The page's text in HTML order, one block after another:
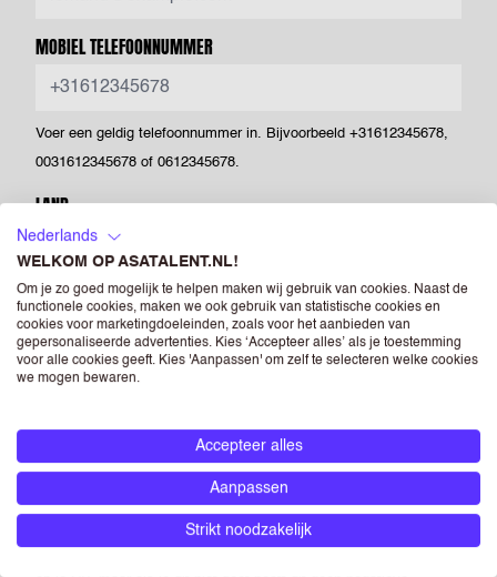
MOBIEL TELEFOONNUMMER
Voer een geldig telefoonnummer in. Bijvoorbeeld +31612345678,
0031612345678 of 0612345678.
LAND
POSTCODE
CV(OPTIONEEL)
Powered by PQINA
Drag & Drop je bestanden of
Upload hier jouw CV. Dit is je visitekaartje voor ons én voor
opdrachtgevers waar we je voorstellen. Je kunt een foto opnemen
Nederlands
WELKOM OP ASATALENT.NL!
Om je zo goed mogelijk te helpen maken wij gebruik van cookies. Naast de
functionele cookies, maken we ook gebruik van statistische cookies en
cookies voor marketingdoeleinden, zoals voor het aanbieden van
gepersonaliseerde advertenties. Kies ‘Accepteer alles’ als je toestemming
voor alle cookies geeft. Kies 'Aanpassen' om zelf te selecteren welke cookies
we mogen bewaren.
Accepteer alles
Aanpassen
Strikt noodzakelijk